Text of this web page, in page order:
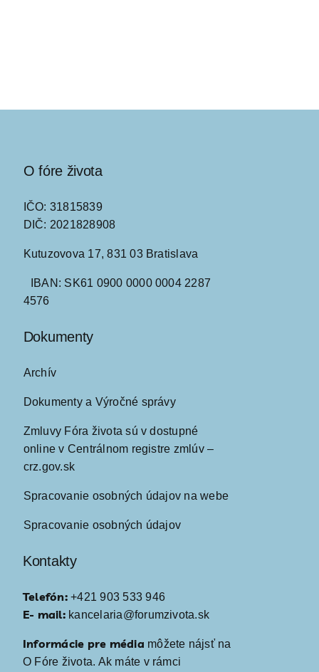
O fóre života
IČO: 31815839
DIČ: 2021828908
Kutuzovova 17, 831 03 Bratislava
IBAN: SK61 0900 0000 0004 2287
4576
Dokumenty
Archív
Dokumenty a Výročné správy
Zmluvy Fóra života sú v dostupné
online v Centrálnom registre zmlúv –
crz.gov.sk
Spracovanie osobných údajov na webe
Spracovanie osobných údajov
Kontakty
Telefón:+421 903 533 946
E- mail: kancelaria@forumzivota.sk
Informácie pre média môžete nájsť na
O Fóre života. Ak máte v rámci